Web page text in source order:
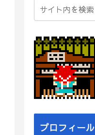
プロフィール